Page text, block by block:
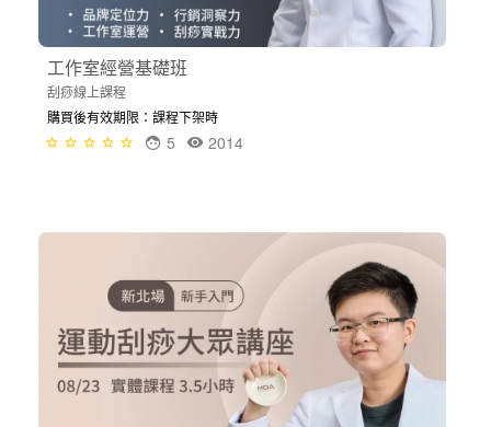
工作室經營基礎班
刮痧線上課程
購買後有效期限：課程下架時
2014
5